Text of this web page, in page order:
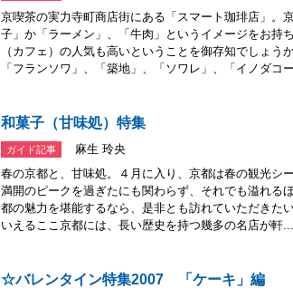
京喫茶の実力寺町商店街にある「スマート珈琲店」。
子」か「ラーメン」、「牛肉」というイメージをお持
（カフェ）の人気も高いということを御存知でしょう
「フランソワ」、「築地」、「ソワレ」、「イノダコ
和菓子（甘味処）特集
ガイド記事
麻生 玲央
春の京都と、甘味処。４月に入り、京都は春の観光シ
満開のピークを過ぎたにも関わらず、それでも溢れる
都の魅力を堪能するなら、是非とも訪れていただきた
いえるここ京都には、長い歴史を持つ幾多の名店が軒...
☆バレンタイン特集2007 「ケーキ」編